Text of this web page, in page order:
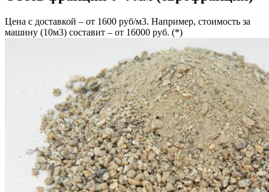
Цена с доставкой – от 1600 руб/м3. Например, стоимость за
машину (10м3) составит – от 16000 руб. (*)